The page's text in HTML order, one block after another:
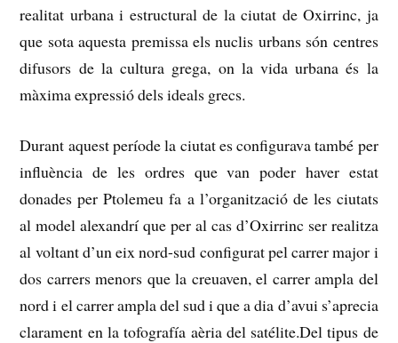
realitat urbana i estructural de la ciutat de Oxirrinc, ja
que sota aquesta premissa els nuclis urbans són centres
difusors de la cultura grega, on la vida urbana és la
màxima expressió dels ideals grecs.
Durant aquest període la ciutat es configurava també per
influència de les ordres que van poder haver estat
donades per Ptolemeu fa a l’organització de les ciutats
al model alexandrí que per al cas d’Oxirrinc ser realitza
al voltant d’un eix nord-sud configurat pel carrermajor i
dos carrers menors que la creuaven, el carrer ampla del
nord i el carrer ampla del sud i que a dia d’avui s’aprecia
clarament en la tofografía aèria del satélite.Del tipus de